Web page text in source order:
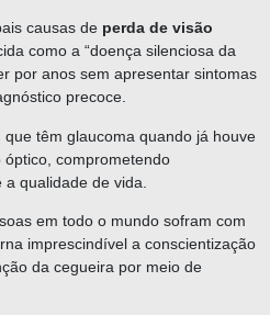
causas de perda de visão
como a “doença silenciosa da
por anos sem apresentar sintomas
precoce.
têm glaucoma quando já houve
comprometendo
qualidade de vida.
em todo o mundo sofram com
imprescindível a conscientização
da cegueira por meio de